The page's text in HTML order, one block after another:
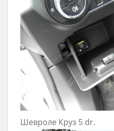
Шевроле Круз 5 dr.